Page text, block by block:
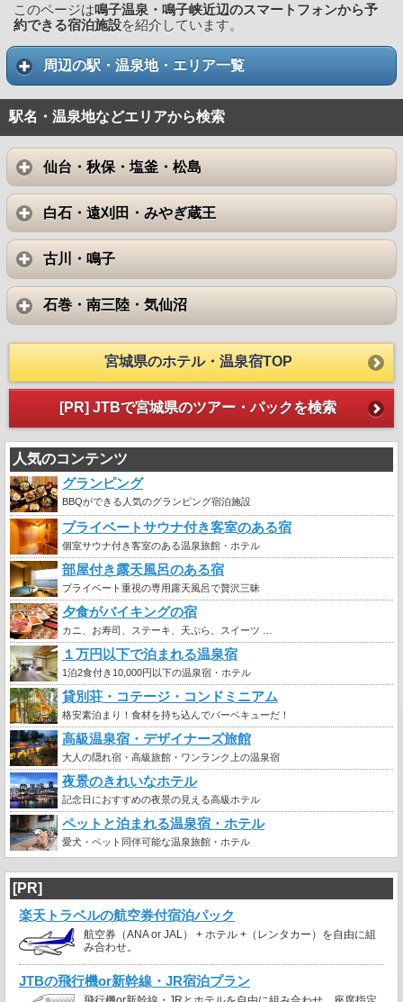
このページは鳴子温泉・鳴子峡近辺のスマートフォンから予
約できる宿泊施設を紹介しています。
周辺の駅・温泉地・エリア一覧
駅名・温泉地などエリアから検索
仙台・秋保・塩釜・松島
白石・遠刈田・みやぎ蔵王
古川・鳴子
石巻・南三陸・気仙沼
宮城県のホテル・温泉宿TOP
[PR] JTBで宮城県のツアー・パックを検索
人気のコンテンツ
グランピング
BBQができる人気のグランピング宿泊施設
プライベートサウナ付き客室のある宿
個室サウナ付き客室のある温泉旅館・ホテル
部屋付き露天風呂のある宿
プライベート重視の専用露天風呂で贅沢三昧
夕食がバイキングの宿
カニ、お寿司、ステーキ、天ぷら、スイーツ …
１万円以下で泊まれる温泉宿
1泊2食付き10,000円以下の温泉宿・ホテル
貸別荘・コテージ・コンドミニアム
格安素泊まり！食材を持ち込んでバーベキューだ！
高級温泉宿・デザイナーズ旅館
大人の隠れ宿・高級旅館・ワンランク上の温泉宿
夜景のきれいなホテル
記念日におすすめの夜景の見える高級ホテル
ペットと泊まれる温泉宿・ホテル
愛犬・ペット同伴可能な温泉旅館・ホテル
[PR]
楽天トラベルの航空券付宿泊パック
航空券（ANA or JAL） + ホテル +（レンタカー）を自由に組
み合わせ。
JTBの飛行機or新幹線・JR宿泊プラン